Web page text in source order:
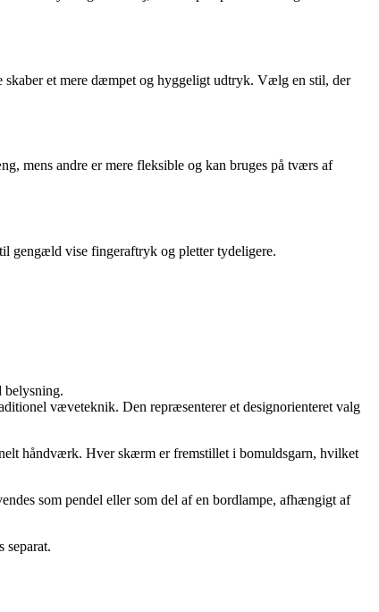
skaber et mere dæmpet og hyggeligt udtryk. Vælg en stil, der
mens andre er mere fleksible og kan bruges på tværs af
gengæld vise fingeraftryk og pletter tydeligere.
belysning.
væveteknik. Den repræsenterer et designorienteret valg
håndværk. Hver skærm er fremstillet i bomuldsgarn, hvilket
som pendel eller som del af en bordlampe, afhængigt af
separat.